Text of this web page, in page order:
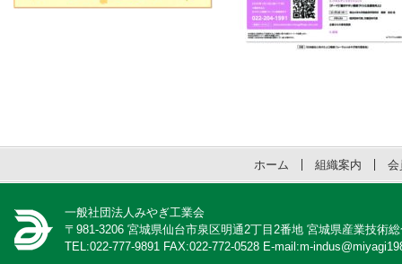
ホーム 組織案内 会
一般社団法人みやぎ工業会
〒981-3206 宮城県仙台市泉区明通2丁目2番地 宮城県産業技術
TEL:022-777-9891 FAX:022-772-0528 E-mail:m-